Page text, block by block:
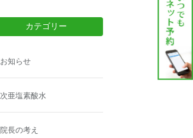
カテゴリー
お知らせ
次亜塩素酸水
院長の考え